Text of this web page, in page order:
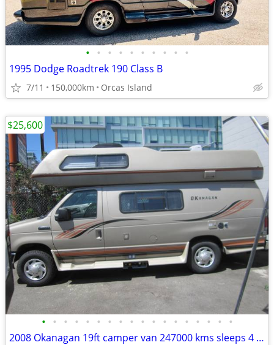
• • • • • • • • • •
1995 Dodge Roadtrek 190 Class B
7/11 150,000km Orcas Island
• • • • • • • • • • • • • • • • • •
2008 Okanagan 19ft camper van 247000 kms sleeps 4 great shape
$25,600